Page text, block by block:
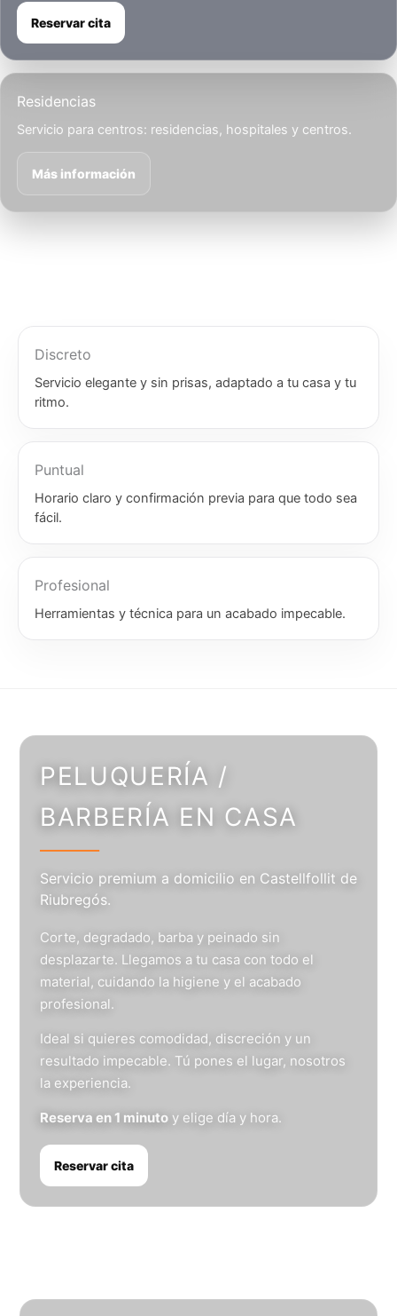
Reservar cita
Residencias
Servicio para centros: residencias, hospitales y centros.
Más información
Discreto
Servicio elegante y sin prisas, adaptado a tu casa y tu
ritmo.
Puntual
Horario claro y confirmación previa para que todo sea
fácil.
Profesional
Herramientas y técnica para un acabado impecable.
PELUQUERÍA /
BARBERÍA EN CASA
Servicio premium a domicilio en Castellfollit de
Riubregós.
Corte, degradado, barba y peinado sin
desplazarte. Llegamos a tu casa con todo el
material, cuidando la higiene y el acabado
profesional.
Ideal si quieres comodidad, discreción y un
resultado impecable. Tú pones el lugar, nosotros
la experiencia.
Reserva en 1 minuto y elige día y hora.
Reservar cita